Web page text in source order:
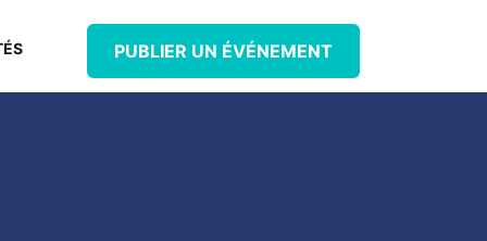
PUBLIER UN ÉVÉNEMENT